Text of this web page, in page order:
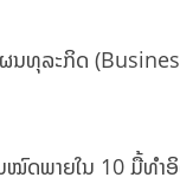
ນທຸລະກິດ
ນໝົດພາຍໃນ 10 ມື້ທ